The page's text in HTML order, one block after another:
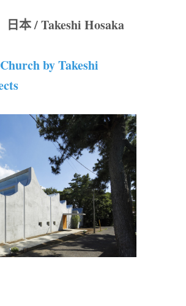
日本 / Takeshi Hosaka
by Takeshi